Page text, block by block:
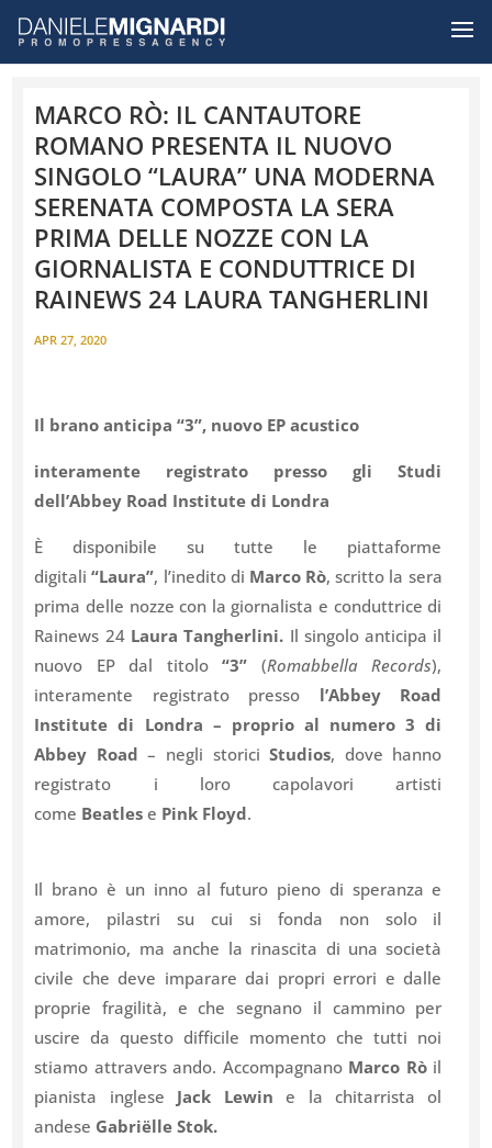
MARCO RÒ: IL CANTAUTORE
ROMANO PRESENTA IL NUOVO
SINGOLO “LAURA” UNA MODERNA
SERENATA COMPOSTA LA SERA
PRIMA DELLE NOZZE CON LA
GIORNALISTA E CONDUTTRICE DI
RAINEWS 24 LAURA TANGHERLINI
APR 27, 2020
Il brano anticipa “3”, nuovo EP acustico
interamente registrato presso gli Studi
dell’Abbey Road Institute di Londra
È disponibile su tutte le piattaforme
digitali“Laura”, l’inedito di Marco Rò, scritto la sera
prima delle nozze con la giornalista e conduttrice di
Rainews 24 Laura Tangherlini. Il singolo anticipa il
nuovo EP dal titolo“3” (Romabbella Records),
interamente registrato presso l’Abbey Road
Institute di Londra – proprio al numero 3 di
Abbey Road – negli storiciStudios, dove hanno
registrato i loro capolavori artisti
come Beatles e Pink Floyd.
Il brano è un inno al futuro pieno di speranza e
amore, pilastri su cui si fonda non solo il
matrimonio, ma anche la rinascita di una società
civile che deve imparare dai propri errori e dalle
proprie fragilità, e che segnano il cammino per
uscire da questo difficile momento che tutti noi
stiamo attravers ando. Accompagnano Marco Ròil
pianista inglese Jack Lewin e la chitarrista ol
andese Gabriëlle Stok.